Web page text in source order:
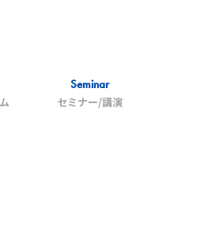
Seminar
セミナー/講演